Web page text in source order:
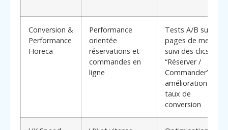
Conversion &
Performance
Horeca
Performance
orientée
réservations et
commandes en
ligne
Tests A/B sur
pages de menus,
suivi des clics
“Réserver /
Commander”,
amélioration du
taux de
conversion